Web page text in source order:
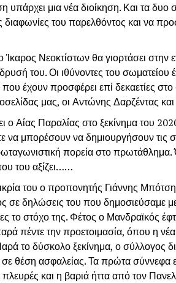
υπάρχει μια νέα διοίκηση. Και τα
διαφωνίες του παρελθόντος και να
Νεοκτίστων θα γιορτάσει
του. Οι ιθύνοντες του σωματείου
έχουν προσφέρει επί δεκαετίες
μας, οι Αντώνης Δαρζέντας
ο Αίας Παραλίας στο ξεκίνημα του
να μπορέσουν να δημιουργήσουν τις
πορεία στο
του αξίζει……
του ο προπονητής Γιάννης
σε δηλώσεις του που δημοσιεύσαμε
το στόχο της. Φέτος ο Μανδραϊκός
πέντε την προετοιμασία, όπου η
το δύσκολο ξεκίνημα, ο σύλλογος
θέση ασφαλείας. Τα πρώτα σύννεφα
και η βαριά ήττα από τον